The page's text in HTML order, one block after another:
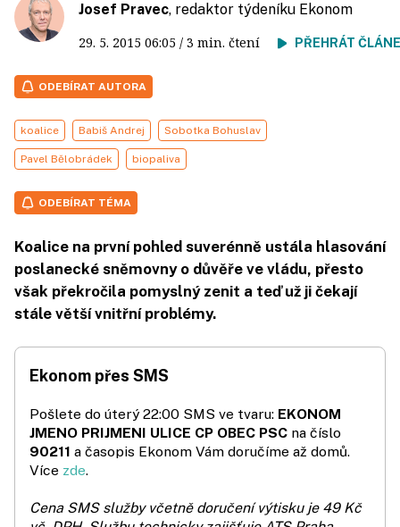
Josef Pravec, redaktor týdeníku Ekonom
29. 5. 2015 06:05 / 3 min. čtení PŘEHRÁT
ODEBÍRAT AUTORA
koalice Babiš Andrej Sobotka Bohuslav
Pavel Bělobrádek biopaliva
ODEBÍRAT TÉMA
Koalice na první pohled suverénně ustála hlasování
poslanecké sněmovny o důvěře ve vládu, přesto
však překročila pomyslný zenit a teď už ji čekají
stále větší vnitřní problémy.
Ekonom přes SMS
Pošlete do úterý 22:00 SMS ve tvaru: EKONOM
JMENO PRIJMENI ULICE CP OBEC PSC na číslo
90211 a časopis Ekonom Vám doručíme až domů.
Více zde.
Cena SMS služby včetně doručení výtisku je 49 Kč